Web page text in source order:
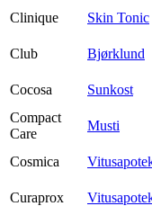
Clinique
Skin Tonic
Club
Bjørklund
Cocosa
Sunkost
Compact
Care
Musti
Cosmica
Curaprox